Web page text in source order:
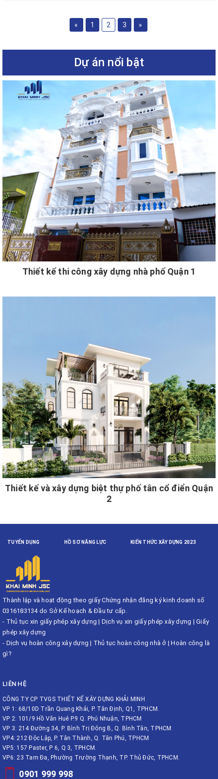
« 1 2 3 »
Dự án nổi bật
Thiết kế thi công xây dựng nhà phố Quận 1
Thiết kế và xây dựng biệt thự phố tân cổ điển Quận
2
TUYỂN DỤNG HỒ SƠ NĂNG LỰC KIẾN THỨC XÂY DỰNG 2023
Thành lập và hoạt động theo giấy Chứng nhận đăng ký kinh doanh số
0316183134 do Sở Kế hoạch & Đầu tư cấp.
- Thủ tục xin giấy phép xây dựng | Dịch vụ xin giấy phép xây dựng | Giấy
phép xây dựng
- Dịch vụ hoàn công xây dựng | Thủ tục hoàn công nhà ở |Hoàn công là
gì?
LIÊN HỆ
CÔNG TY CP TVGS THIẾT KẾ XÂY DỰNG KHẢI MINH
VP 1: 68/10D Trần Quang Khải, P. Tân Định, Q1, TPHCM.
VP 2: 101/9 Hồ Văn Huê P.9 Q. Phú Nhuận, TPHCM
VP 3: 214 Đường 34, P. Bình Trị Đông B, Q. Bình Tân, TPHCM
VP4: 212 Độc Lập, P. Tân Thành, Q. Tân Phú, TPHCM
VP5: 157 Paster, P 6, Q 3, TPHCM.
VP6: 23 Tam Đa, Phường Trường Thạnh, TP. Thủ Đức, TPHCM.
0901 999 998